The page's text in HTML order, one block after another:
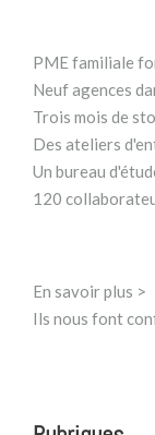
PME familiale
Neuf agences
Trois mois de
Des ateliers
Un bureau
120
En savoir plus >
Ils nous font